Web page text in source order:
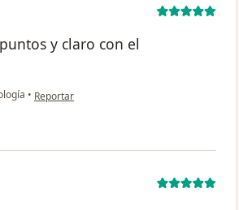
y claro con el
• en opinión del usuario Joshua Mendoza
Reportar